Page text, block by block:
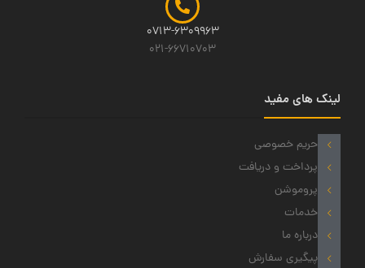
0713-6309963
021-66710703
لینک های مفید
حریم خصوصی
پرداخت و دریافت
پروموشن
خدمات
درباره ما
پیگیری سفارش